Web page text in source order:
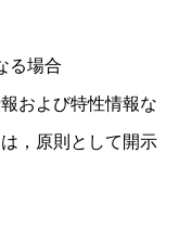
る場合
および特性情報な
，原則として開示